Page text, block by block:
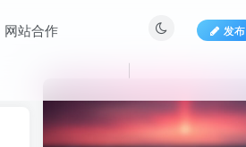
网站合作 发布